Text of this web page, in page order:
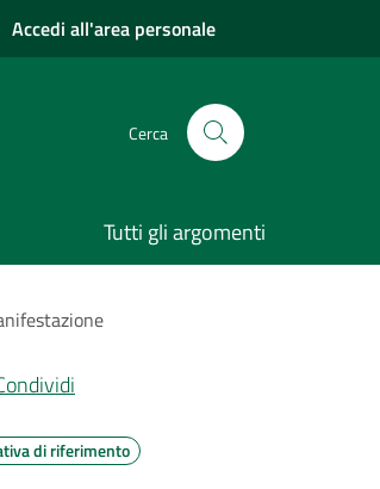
Accedi all'area personale
Cerca
Tutti gli argomenti
di riferimento